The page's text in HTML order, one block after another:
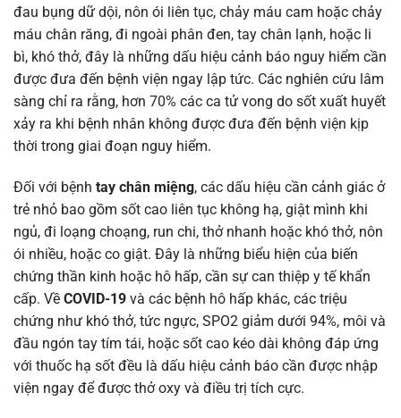
đau bụng dữ dội, nôn ói liên tục, chảy máu cam hoặc chảy
máu chân răng, đi ngoài phân đen, tay chân lạnh, hoặc li
bì, khó thở, đây là những dấu hiệu cảnh báo nguy hiểm cần
được đưa đến bệnh viện ngay lập tức. Các nghiên cứu lâm
sàng chỉ ra rằng, hơn 70% các ca tử vong do sốt xuất huyết
xảy ra khi bệnh nhân không được đưa đến bệnh viện kịp
thời trong giai đoạn nguy hiểm.
Đối với bệnh tay chân miệng, các dấu hiệu cần cảnh giác ở
trẻ nhỏ bao gồm sốt cao liên tục không hạ, giật mình khi
ngủ, đi loạng choạng, run chi, thở nhanh hoặc khó thở, nôn
ói nhiều, hoặc co giật. Đây là những biểu hiện của biến
chứng thần kinh hoặc hô hấp, cần sự can thiệp y tế khẩn
cấp. Về COVID-19 và các bệnh hô hấp khác, các triệu
chứng như khó thở, tức ngực, SPO2 giảm dưới 94%, môi và
đầu ngón tay tím tái, hoặc sốt cao kéo dài không đáp ứng
với thuốc hạ sốt đều là dấu hiệu cảnh báo cần được nhập
viện ngay để được thở oxy và điều trị tích cực.